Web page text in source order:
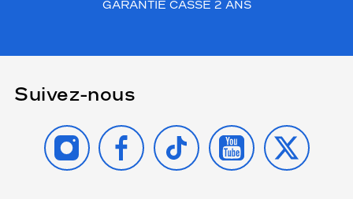
GARANTIE CASSE 2 ANS
Suivez-nous
INSTAGRAMFACEBOOK
TIKTOK YOUTUBE
X